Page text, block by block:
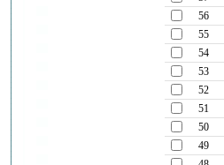
56
55
54
53
52
51
50
49